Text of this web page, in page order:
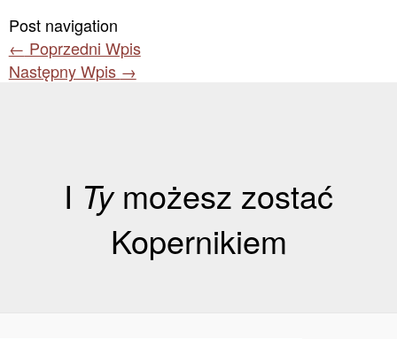
Post navigation
← Poprzedni Wpis
Następny Wpis →
I Tymożesz zostać
Kopernikiem